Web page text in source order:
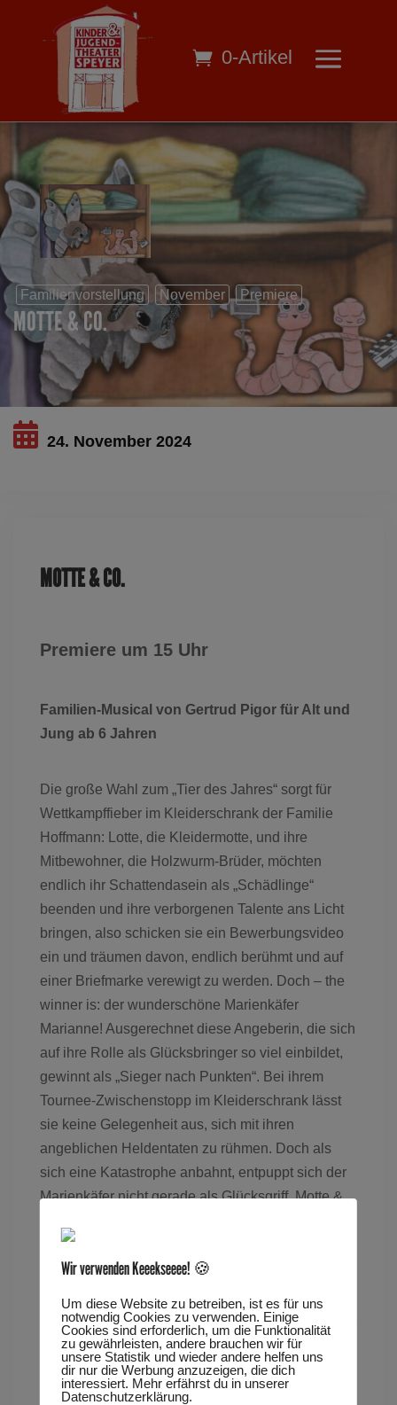
0-Artikel
Familienvorstellung November Premiere
MOTTE & CO.
24. November 2024
MOTTE & CO.
Premiere um 15 Uhr
Familien-Musical von Gertrud Pigor für Alt und
Jung ab 6 Jahren
Die große Wahl zum „Tier des Jahres“ sorgt für
Wettkampffieber im Kleiderschrank der Familie
Hoffmann: Lotte, die Kleidermotte, und ihre
Mitbewohner, die Holzwurm-Brüder, möchten
endlich ihr Schattendasein als „Schädlinge“
beenden und ihre verborgenen Talente ans Licht
bringen, also schicken sie ein Bewerbungsvideo
ein und träumen davon, endlich berühmt und auf
einer Briefmarke verewigt zu werden. Doch – the
winner is: der wunderschöne Marienkäfer
Marianne! Ausgerechnet diese Angeberin, die sich
auf ihre Rolle als Glücksbringer so viel einbildet,
gewinnt als „Sieger nach Punkten“. Bei ihrem
Tournee-Zwischenstopp im Kleiderschrank lässt
sie keine Gelegenheit aus, sich mit ihren
angeblichen Heldentaten zu rühmen. Doch als
sich eine Katastrophe anbahnt, entpuppt sich der
Marienkäfer nicht gerade als Glücksgriff, Motte &
wahre Größe.
MOTTE & CO ist ein Familienmusical über
Rivalität und Freundschaft, große Bluffs und kleine
Helden, das mit liebenswerten Charakteren und
viel Musik eine etwas andere Castingshow auf die
Bühne bringt. Mit hinreißenden Songs und viel
Wir verwenden Keeekseeee! 🍪
Um diese Website zu betreiben, ist es für uns
notwendig Cookies zu verwenden. Einige
Cookies sind erforderlich, um die Funktionalität
zu gewährleisten, andere brauchen wir für
unsere Statistik und wieder andere helfen uns
dir nur die Werbung anzuzeigen, die dich
interessiert. Mehr erfährst du in unserer
Datenschutzerklärung.